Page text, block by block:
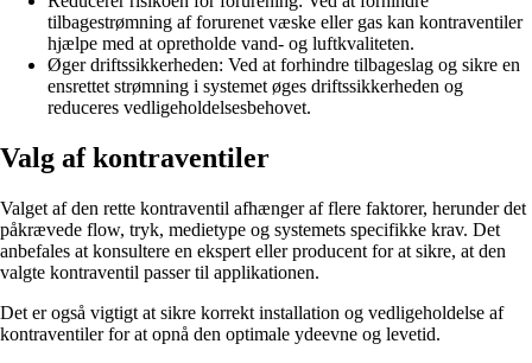
tilbagestrømning af forurenet væske eller gas kan kontraventiler
hjælpe med at opretholde vand- og luftkvaliteten.
Øger driftssikkerheden: Ved at forhindre tilbageslag og sikre en
ensrettet strømning i systemet øges driftssikkerheden og
reduceres vedligeholdelsesbehovet.
Valg af kontraventiler
Valget af den rette kontraventil afhænger af flere faktorer, herunder det
påkrævede flow, tryk, medietype og systemets specifikke krav. Det
anbefales at konsultere en ekspert eller producent for at sikre, at den
valgte kontraventil passer til applikationen.
Det er også vigtigt at sikre korrekt installation og vedligeholdelse af
kontraventiler for at opnå den optimale ydeevne og levetid.